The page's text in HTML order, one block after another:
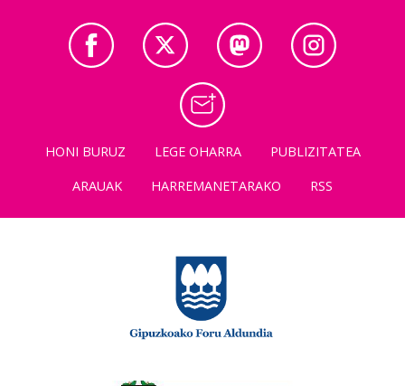
HONI BURUZ LEGE OHARRA
PUBLIZITATEA
ARAUAK
HARREMANETARAKO RSS